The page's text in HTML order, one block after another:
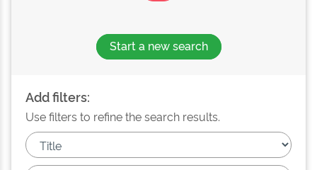
Start a new search
Add filters:
Use filters to refine the search results.